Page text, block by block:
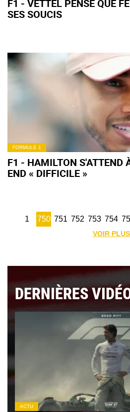
F1 - VETTEL PENSE QUE
SES SOUCIS
FORMULE 1
F1 - HAMILTON S'ATTEND
END « DIFFICILE »
1 750 751 752 753 754
VOIR PLUS
DERNIÈRES
ACTU